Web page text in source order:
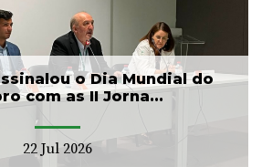
o Dia Mundial do
com as II Jorna...
22 Jul 2026